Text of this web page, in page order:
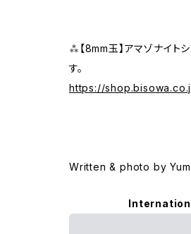
⁂【8mm玉】アマゾナイト
す。
https://
Written & photo by